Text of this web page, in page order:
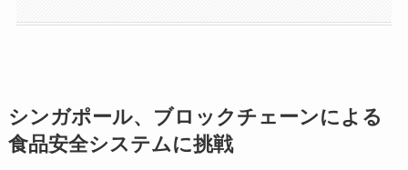
シンガポール、ブロックチェーンによる
食品安全システムに挑戦